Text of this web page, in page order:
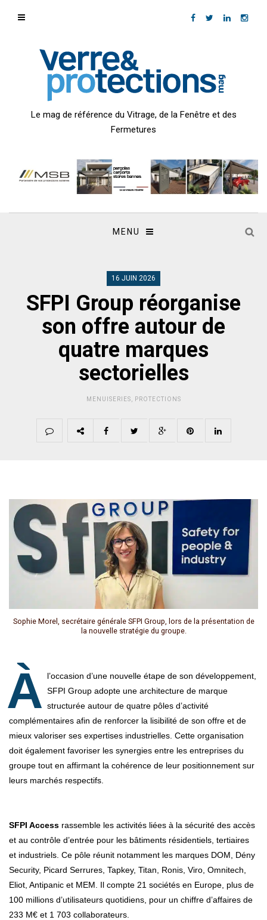
Le mag de référence du Vitrage, de la Fenêtre et des
Fermetures
MENU
16 JUIN 2026
SFPI Group réorganise
son offre autour de
quatre marques
sectorielles
MENUISERIES PROTECTIONS
Sophie Morel, secrétaire générale SFPI Group, lors de la présentation de
la nouvelle stratégie du groupe.
À
l’occasion d’une nouvelle étape de son développement,
SFPI Group adopte une architecture de marque
structurée autour de quatre pôles d’activité
complémentaires afin de renforcer la lisibilité de son offre et de
mieux valoriser ses expertises industrielles. Cette organisation
doit également favoriser les synergies entre les entreprises du
groupe tout en affirmant la cohérence de leur positionnement sur
leurs marchés respectifs.
SFPI Access rassemble les activités liées à la sécurité des accès
et au contrôle d’entrée pour les bâtiments résidentiels, tertiaires
et industriels. Ce pôle réunit notamment les marques DOM, Dény
Security, Picard Serrures, Tapkey, Titan, Ronis, Viro, Omnitech,
Eliot, Antipanic et MEM. Il compte 21 sociétés en Europe, plus de
100 millions d’utilisateurs quotidiens, pour un chiffre d’affaires de
233 M€ et 1 703 collaborateurs.